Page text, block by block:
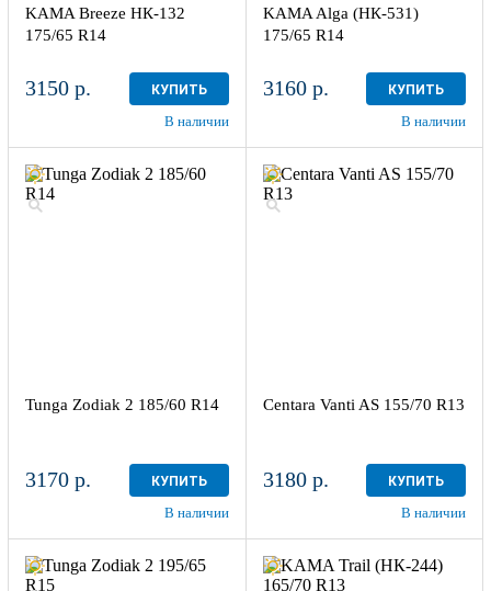
KAMA Breeze НК-132
175/65 R14
3150 р. КУПИТЬ
В наличии
KAMA Alga (НК-531)
175/65 R14
3160 р. КУПИТЬ
В наличии
Tunga Zodiak 2 185/60 R14
3170 р. КУПИТЬ
В наличии
Centara Vanti AS 155/70 R13
3180 р. КУПИТЬ
В наличии